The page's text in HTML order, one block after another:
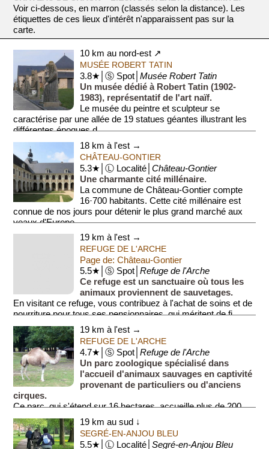
Voir ci-dessous, en marron (classés selon la distance). Les
étiquettes de ces lieux d'intérêt n'apparaissent pas sur la
carte.
10 km au nord-est ↗
MUSÉE ROBERT TATIN
3.8★│Ⓢ Spot│Musée Robert Tatin
Un musée dédié à Robert Tatin (1902-
1983), représentatif de l'art naïf.
Le musée du peintre et sculpteur se
caractérise par une allée de 19 statues géantes illustrant les
différentes époques d...
18 km à l'est →
CHÂTEAU-GONTIER
5.3★│Ⓛ Localité│Château-Gontier
Une charmante cité millénaire.
La commune de Château-Gontier compte
16·700 habitants. Cette cité millénaire est
connue de nos jours pour détenir le plus grand marché aux
veaux d'Europe.
19 km à l'est →
REFUGE DE L'ARCHE
Page de: Château-Gontier
5.5★│Ⓢ Spot│Refuge de l'Arche
Ce refuge est un sanctuaire où tous les
animaux proviennent de sauvetages.
En visitant ce refuge, vous contribuez à l'achat de soins et de
nourriture pour tous ses pensionnaires, qui méritent de fi...
19 km à l'est →
REFUGE DE L'ARCHE
4.7★│Ⓢ Spot│Refuge de l'Arche
Un parc zoologique spécialisé dans
l'accueil d'animaux sauvages en captivité
provenant de particuliers ou d'anciens
cirques.
Ce parc, qui s'étend sur 16 hectares, accueille plus de 200
animaux de...
19 km au sud ↓
SEGRÉ-EN-ANJOU BLEU
5.5★│Ⓛ Localité│Segré-en-Anjou Bleu